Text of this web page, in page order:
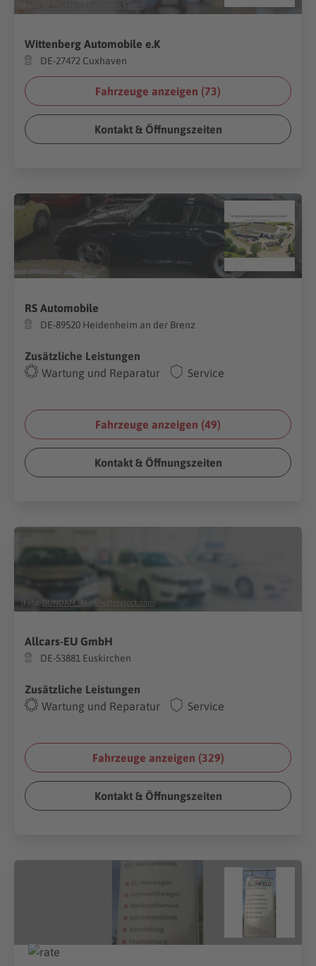
Shutterstock.com
Wittenberg Automobile e.K
DE-27472 Cuxhaven
Fahrzeuge anzeigen (73)
Kontakt & Öffnungszeiten
RS Automobile
DE-89520 Heidenheim an der Brenz
Zusätzliche Leistungen
Wartung und Reparatur
Service
Fahrzeuge anzeigen (49)
Kontakt & Öffnungszeiten
(Foto: GUNDAM_Ai / Shutterstock.com)
Allcars-EU GmbH
DE-53881 Euskirchen
Zusätzliche Leistungen
Wartung und Reparatur
Service
Fahrzeuge anzeigen (329)
Kontakt & Öffnungszeiten